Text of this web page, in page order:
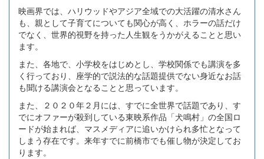
映画界では、ハリウッドやアジア全域での大活躍の清水さん
も、親として子育てについても関心が高く、ホラーの話だけ
でなく、世界的視野を持った人生観をうかがえることと思い
ます。
また、各地で、小学校をはじめとし、学校関係でも講演を多
く行っており、座学的で説法的な話題提供でない身近なお話
も聞ける講演会となることと思っています。
また、２０２０年２月には、すでに全世界で話題であり、す
でにオファーが殺到している東映系作品「犬鳴村」の全国ロ
ードが始まれば、マスメディアに追いかけられ多忙となって
しまう存在です。来年すでに前橋市でも催し物が決定してお
ります。